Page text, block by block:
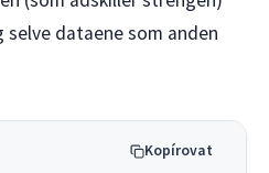
dataene som anden
Kopírovat